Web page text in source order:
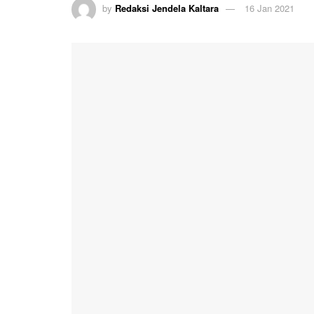
by Redaksi Jendela Kaltara 16 Jan 2021